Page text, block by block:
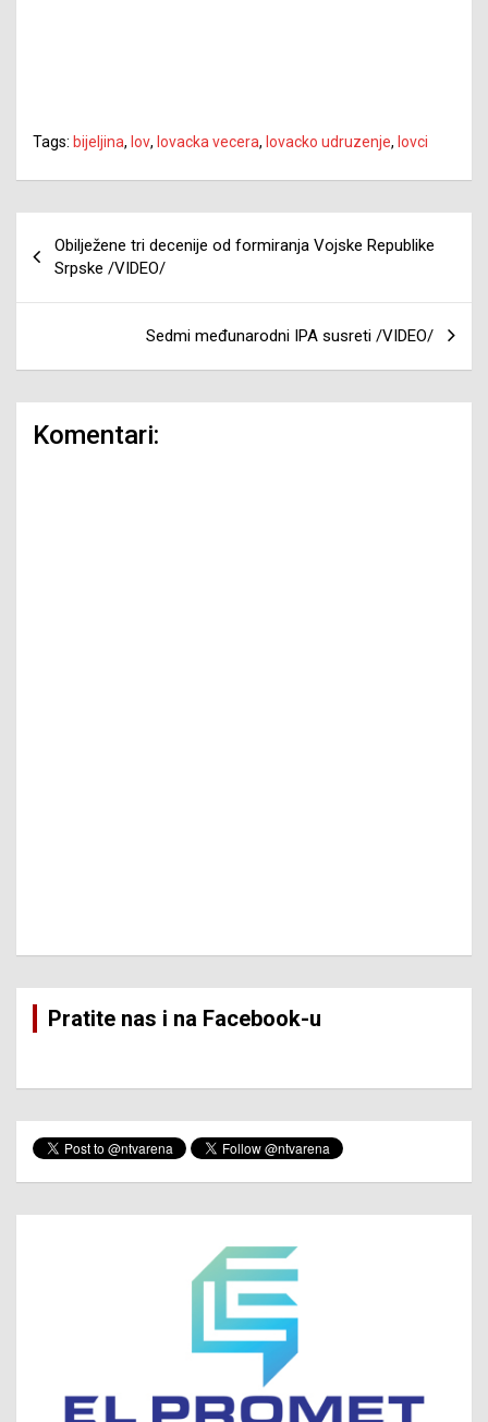
Tags: bijeljina, lov, lovacka vecera, lovacko udruzenje, lovci
članaka
Obilježene tri decenije od formiranja Vojske Republike
Srpske /VIDEO/
Sedmi međunarodni IPA susreti /VIDEO/
Komentari:
Pratite nas i na Facebook-u